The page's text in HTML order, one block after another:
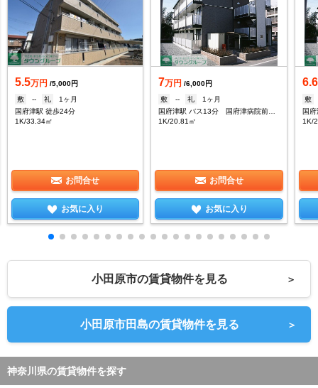
5.5万円 /5,000円
敷
-- 礼
1ヶ月
国府津駅 徒歩24分
1K/33.34㎡
お問合せ
お気に入り
7万円 /6,000円
敷
-- 礼
1ヶ月
1K/20.81㎡
お問合せ
お気に入り
6.6
敷
国
1K/
小田原市の賃貸物件を見る ＞
小田原市田島の賃貸物件を見る ＞
神奈川県の賃貸物件を探す